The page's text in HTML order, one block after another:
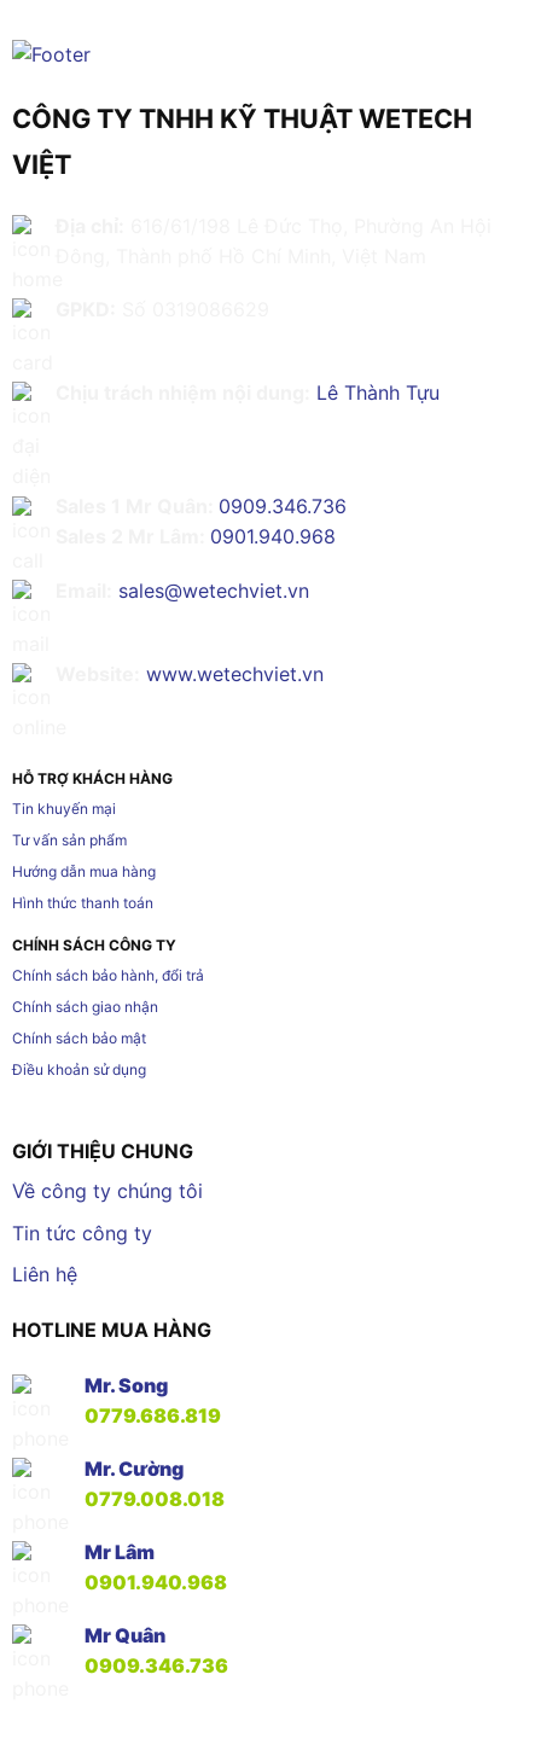
CÔNG TY TNHH KỸ THUẬT WETECH
VIỆT
Lê Thành Tựu
0909.346.736
0901.940.968
sales@wetechviet.vn
www.wetechviet.vn
HỖ TRỢ KHÁCH HÀNG
Tin khuyến mại
Tư vấn sản phẩm
Hướng dẫn mua hàng
Hình thức thanh toán
CHÍNH SÁCH CÔNG TY
Chính sách bảo hành, đổi trả
Chính sách giao nhận
Chính sách bảo mật
Điều khoản sử dụng
GIỚI THIỆU CHUNG
Về công ty chúng tôi
Tin tức công ty
Liên hệ
HOTLINE MUA HÀNG
Mr. Song
0779.686.819
Mr. Cường
0779.008.018
Mr Lâm
0901.940.968
Mr Quân
0909.346.736